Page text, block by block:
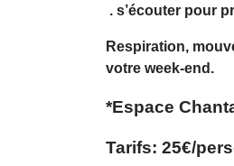
. s’écouter pour
Respiration,
votre week-end.
*Espace
Tarifs: 25€/